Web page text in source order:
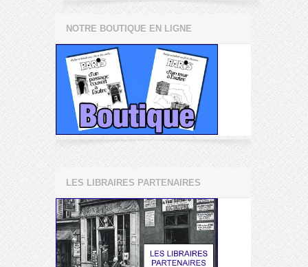
NOTRE BOUTIQUE EN LIGNE
LES LIBRAIRES PARTENAIRES